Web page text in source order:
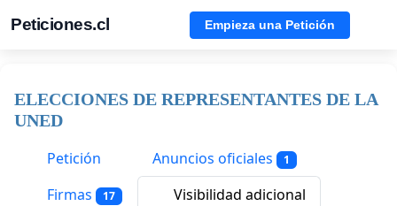
Peticiones.cl Empieza una Petición
ELECCIONES DE REPRESENTANTES DE LA
UNED
Petición
Anuncios oficiales 1
Firmas 17 Visibilidad adicional